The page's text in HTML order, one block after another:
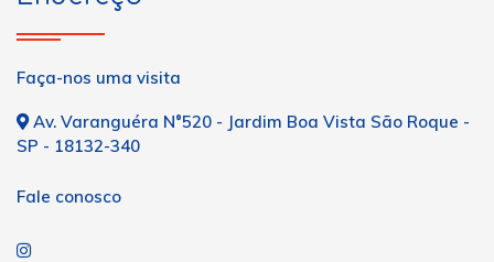
Faça-nos uma visita
Av. Varanguéra N°520 - Jardim Boa Vista São Roque -
SP - 18132-340
Fale conosco